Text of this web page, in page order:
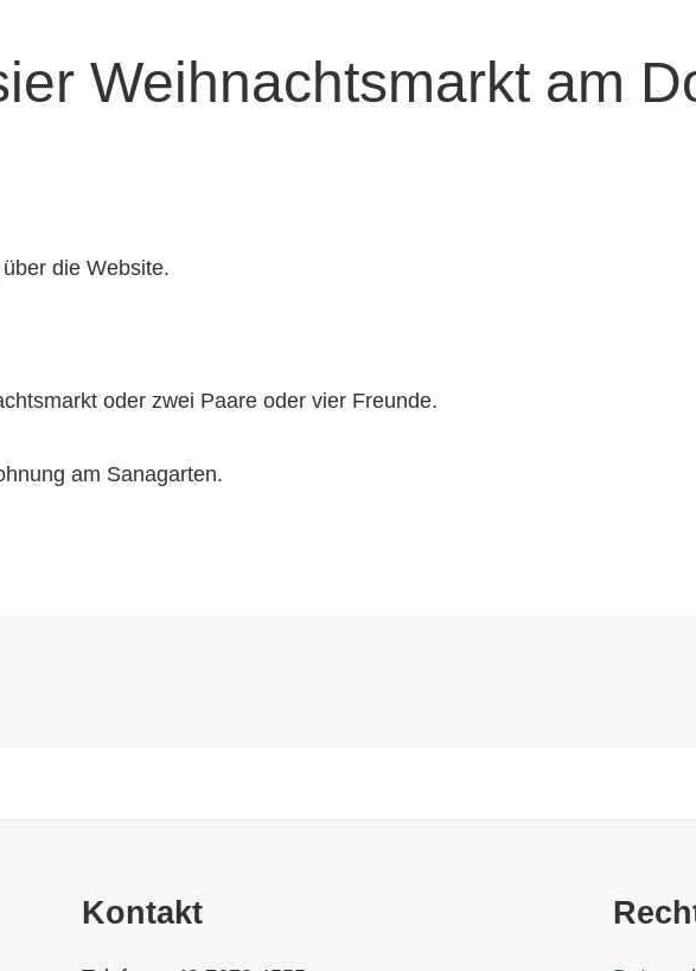
Weihnachtsmarkt am
die Website.
oder zwei Paare oder vier Freunde.
am Sanagarten.
Kontakt